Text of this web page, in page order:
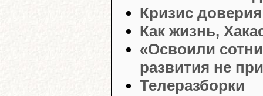
Кризис доверия
Как жизнь,
«Освоили
развития не
Телеразборки